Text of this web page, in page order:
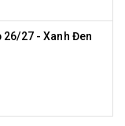
26/27 - Xanh Đen